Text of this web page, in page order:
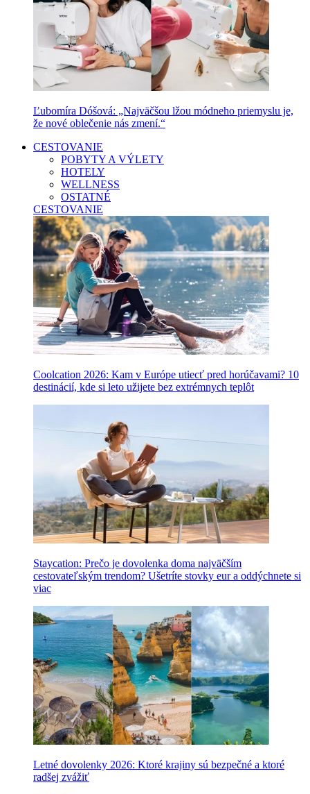
Ľubomíra Dóšová: „Najväčšou lžou módneho priemyslu je,
že nové oblečenie nás zmení.“
CESTOVANIE
POBYTY A VÝLETY
HOTELY
WELLNESS
OSTATNÉ
CESTOVANIE
Coolcation 2026: Kam v Európe utiecť pred horúčavami? 10
destinácií, kde si leto užijete bez extrémnych teplôt
Staycation: Prečo je dovolenka doma najväčším
cestovateľským trendom? Ušetríte stovky eur a oddýchnete si
viac
Letné dovolenky 2026: Ktoré krajiny sú bezpečné a ktoré
radšej zvážiť